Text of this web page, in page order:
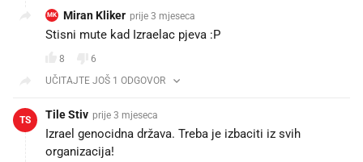
MK Miran Kliker prije 3 mjeseca
Stisni mute kad Izraelac pjeva :P
8
6
UČITAJTE JOŠ 1 ODGOVOR
TS Tile Stiv prije 3 mjeseca
Izrael genocidna država. Treba je izbaciti iz svih
organizacija!